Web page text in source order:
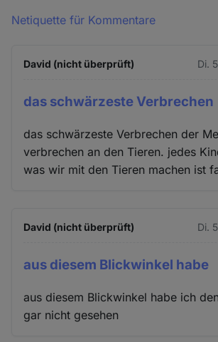
Netiquette für Kommentare
David (nicht überprüft) Di.
das schwärzeste Verbrechen
das schwärzeste Verbrechen der
verbrechen an den Tieren. jedes
was wir mit den Tieren machen ist
David (nicht überprüft) Di.
aus diesem Blickwinkel habe
aus diesem Blickwinkel habe ich
gar nicht gesehen